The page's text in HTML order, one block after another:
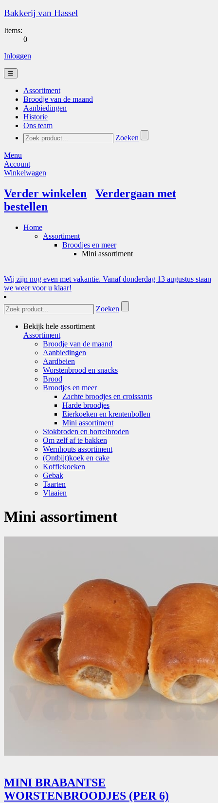
Bakkerij van Hassel
Items:
0
Inloggen
☰
Assortiment
Broodje van de maand
Aanbiedingen
Historie
Ons team
Zoeken
Menu
Account
Winkelwagen
Verder winkelen
Verdergaan met
bestellen
Home
Assortiment
Broodjes en meer
Mini assortiment
Wij zijn nog even met vakantie. Vanaf donderdag 13 augustus staan
we weer voor u klaar!
Zoeken
Bekijk hele assortiment
Assortiment
Broodje van de maand
Aanbiedingen
Aardbeien
Worstenbrood en snacks
Brood
Broodjes en meer
Zachte broodjes en croissants
Harde broodjes
Eierkoeken en krentenbollen
Mini assortiment
Stokbroden en borrelbroden
Om zelf af te bakken
Wernhouts assortiment
(Ontbijt)koek en cake
Koffiekoeken
Gebak
Taarten
Vlaaien
Mini assortiment
MINI BRABANTSE
WORSTENBROODJES (PER 6)